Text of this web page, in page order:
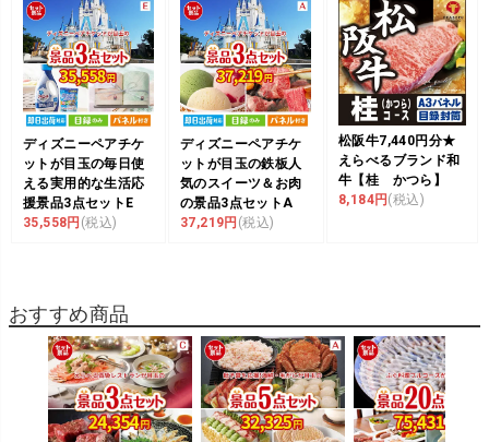
ディズニーペアチケ
ットが目玉の毎日使
える実用的な生活応
援景品3点セットE
35,558円 (税込)
ディズニーペアチケ
ットが目玉の鉄板人
気のスイーツ＆お肉
の景品3点セットA
37,219円 (税込)
松阪牛7,440円分★
えらべるブランド和
牛【桂 かつら】
8,184円 (税込)
おすすめ商品